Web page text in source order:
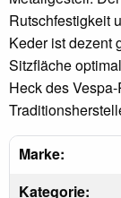
Rutschfestigkeit
Keder ist dezent
Sitzfläche
Heck des
Marke:
Kategorie: